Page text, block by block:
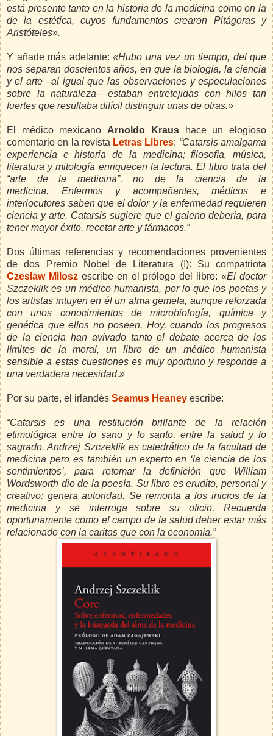
está presente tanto en la historia de la medicina como en la
de la estética, cuyos fundamentos crearon Pitágoras y
Aristóteles».
Y añade más adelante: «Hubo una vez un tiempo, del que
nos separan doscientos años, en que la biología, la ciencia
y el arte –al igual que las observaciones y especulaciones
sobre la naturaleza– estaban entretejidas con hilos tan
fuertes que resultaba difícil distinguir unas de otras.»
El médico mexicano Arnoldo Kraushace un elogioso
comentario en la revista Letras Libres: “Catarsisamalgama
experiencia e historia de la medicina; filosofía, música,
literatura y mitología enriquecen la lectura. El libro trata del
“arte de la medicina”, no de la ciencia de la
medicina. Enfermos y acompañantes, médicos e
interlocutores saben que el dolor y la enfermedad requieren
ciencia y arte. Catarsis sugiere que el galeno debería, para
tener mayor éxito, recetar arte y fármacos.”
Dos últimas referencias y recomendaciones provenientes
de dos Premio Nobel de Literatura (!): Su compatriota
Czeslaw Milosz escribe en el prólogo del libro:«El doctor
Szczeklik es un médico humanista, por lo que los poetas y
los artistas intuyen en él un alma gemela, aunque reforzada
con unos conocimientos de microbiología, química y
genética que ellos no poseen. Hoy, cuando los progresos
de la ciencia han avivado tanto el debate acerca de los
límites de la moral, un libro de un médico humanista
sensible a estas cuestiones es muy oportuno y responde a
una verdadera necesidad.»
Por su parte, el irlandés Seamus Heaney escribe:
“Catarsis es una restitución brillante de la relación
etimológica entre lo sano y lo santo, entre la salud y lo
sagrado. Andrzej Szczeklik es catedrático de la facultad de
medicina pero es también un experto en ‘la ciencia de los
sentimientos’, para retomar la definición que William
Wordsworth dio de la poesía. Su libro es erudito, personal y
creativo: genera autoridad. Se remonta a los inicios de la
medicina y se interroga sobre su oficio. Recuerda
oportunamente como el campo de la salud deber estar más
relacionado con la caritas que con la economía.”